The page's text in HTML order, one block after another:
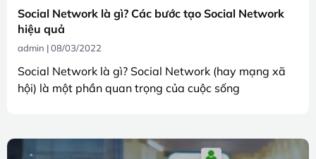
Social Network là gì? Các bước tạo Social Network
hiệu quả
admin 08/03/2022
Social Network là gì? Social Network (hay mạng xã
hội) là một phần quan trọng của cuộc sống